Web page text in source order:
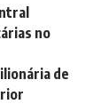
no
de